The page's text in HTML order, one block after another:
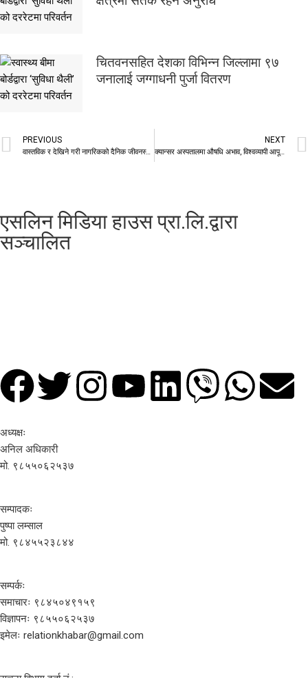
चितवनसहित देशका विभिन्न जिल्लामा ९७
जनालाई जग्गाधनी पुर्जा वितरण
PREVIOUS
वास्तविक र देखिने गरी नागरिकको दैनिक जीवनस्तर उकास्न सरकार प्रतिबद्ध छः प्रधानमन्त्री शाह
NEXT
क्यान्सर अस्पतालमा औषधि अभाव, विश्वव्यापी आपूर्ति अभावले केमोथेरापी नै प्रभावित
एसलिन मिडिया हाउस प्रा.लि.द्वारा
सञ्चालित
अध्यक्षः
अनिल अधिकारी
मो. ९८५५०६२५३७
सम्पादकः
पुष्पा लम्साल
मो. ९८४५५२३८४४
सम्पर्कः
समाचारः ९८४५०४९१५९
विज्ञापनः ९८५५०६२५३७
इमेलः relationkhabar@gmail.com